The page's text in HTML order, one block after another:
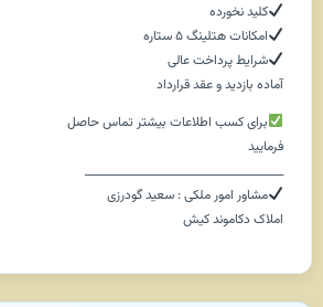
کلید نخورده
امکانات هتلینگ ۵ ستاره
شرایط پرداخت عالی
آماده بازدید و عقد قرارداد
برای کسب اطلاعات بیشتر تماس حاصل
فرمایید
____________________________________
مشاور امور ملکی : سعید گودرزی
املاک دکاموند کیش